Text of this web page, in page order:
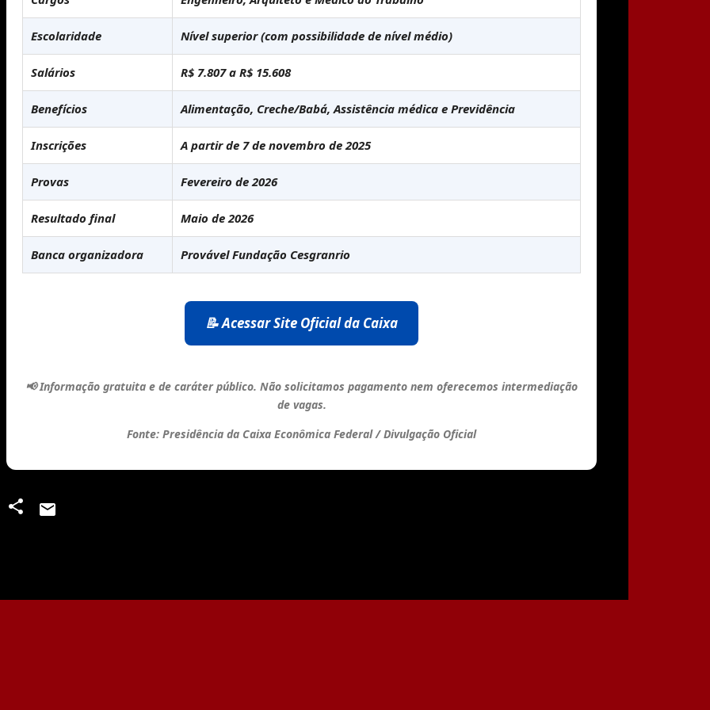
Escolaridade Nível superior (com possibilidade de nível médio)
Salários R$ 7.807 a R$ 15.608
Benefícios Alimentação, Creche/Babá, Assistência médica e Previdência
Inscrições A partir de 7 de novembro de 2025
Provas Fevereiro de 2026
Resultado final Maio de 2026
Banca organizadora Provável Fundação Cesgranrio
📝 Acessar Site Oficial da Caixa
📢Informação gratuita e de caráter público. Não solicitamos pagamento nem oferecemos intermediação
de vagas.
Fonte: Presidência da Caixa Econômica Federal / Divulgação Oficial